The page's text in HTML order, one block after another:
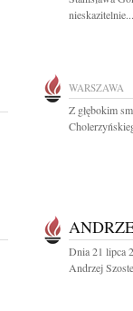
nieskazitelnie...
WARSZAWA
Z głębokim
Dnia 21 lipca
Andrzej